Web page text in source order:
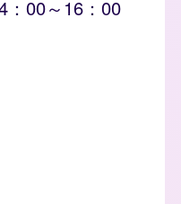
：00～16：00